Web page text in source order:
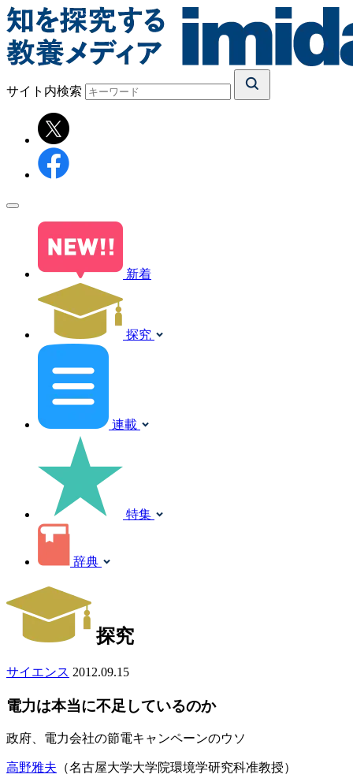
サイト内検索
新着
探究
連載
特集
辞典
探究
サイエンス 2012.09.15
電力は本当に不足しているのか
政府、電力会社の節電キャンペーンのウソ
高野雅夫 （名古屋大学大学院環境学研究科准教授）